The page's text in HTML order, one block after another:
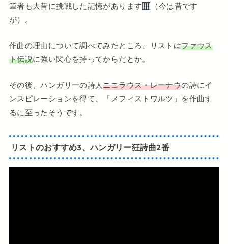
筆者も大昔に挑戦した記憶があります
（今は昔です
が）。
作曲の理由について調べてみたところ、リストはファウス
ト伝説に強い関心を持ってからだとか。
その後、ハンガリーの詩人ニコラウス・レーナウの詩にイ
ンスピレーションを得て、「メフィストワルツ」を作曲す
るに至ったそうです。
リストのおすすめ3、ハンガリー狂詩曲2番